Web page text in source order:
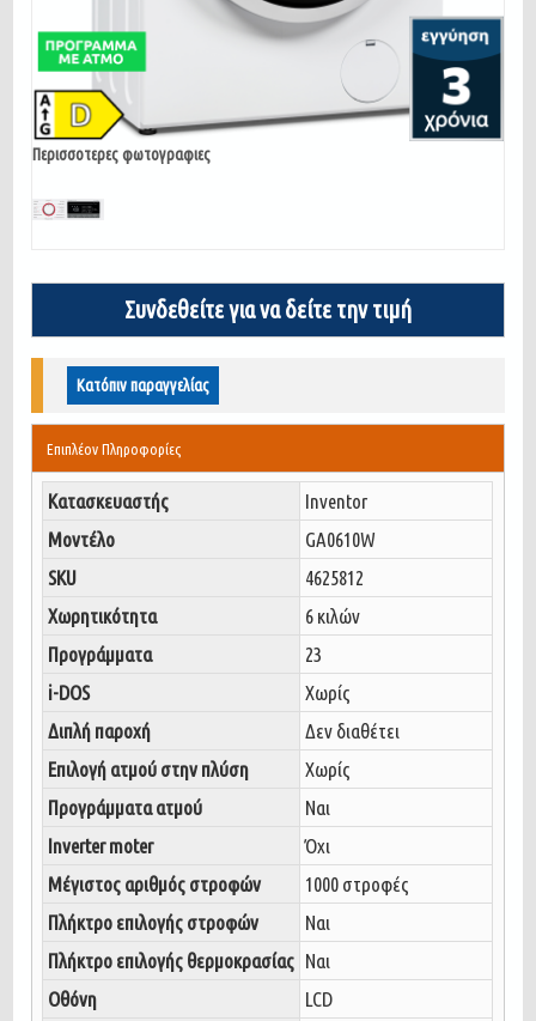
Περισσοτερες φωτογραφιες
Συνδεθείτε για να δείτε την τιμή
Κατόπιν παραγγελίας
Επιπλέον Πληροφορίες
Κατασκευαστής
Inventor
Μοντέλο
GA0610W
SKU
4625812
Χωρητικότητα
6 κιλών
Προγράμματα
23
i-DOS
Χωρίς
Διπλή παροχή
Δεν διαθέτει
Επιλογή ατμού στην πλύση
Χωρίς
Προγράμματα ατμού
Ναι
Inverter moter
Όχι
Μέγιστος αριθμός στροφών
1000 στροφές
Πλήκτρο επιλογής στροφών
Ναι
Πλήκτρο επιλογής θερμοκρασίας Ναι
Οθόνη
LCD